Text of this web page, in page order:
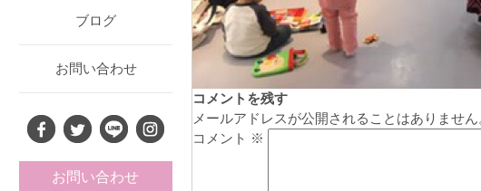
ブログ
お問い合わせ
お問い合わせ
コメントを残す
メールアドレスが公開されることはありません
コメント ※